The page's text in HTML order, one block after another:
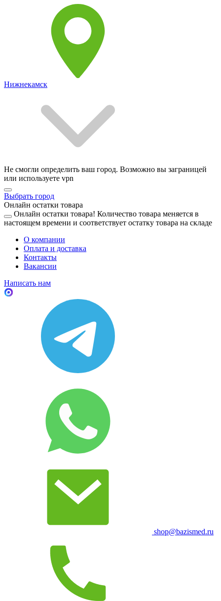
Нижнекамск
Не смогли определить ваш город. Возможно вы заграницей
или используете vpn
Выбрать город
Онлайн остатки товара
Онлайн остатки товара! Количество товара меняется в
настоящем времени и соответствует остатку товара на складе
О компании
Оплата и доставка
Контакты
Вакансии
Написать нам
shop@bazismed.ru